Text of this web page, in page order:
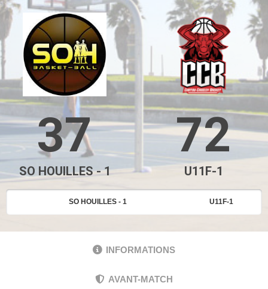
37 72
SO HOUILLES - 1 U11F-1
SO HOUILLES - 1 U11F-1
INFORMATIONS
AVANT-MATCH